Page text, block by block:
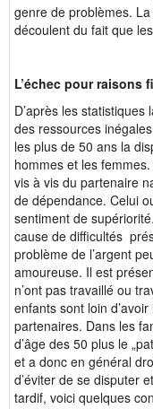
genre de problèmes.
découlent du fait que
L’échec pour raisons
D’après les
des ressources
les plus de 50 ans la
hommes et les
vis à vis du partenaire
de dépendance. Celui
sentiment de
cause de difficultés
problème de l’argent
amoureuse. Il est
n’ont pas travaillé ou
enfants sont loin
partenaires. Dans les
d’âge des 50 plus le
et a donc en général
d’éviter de se disputer
tardif, voici quelques